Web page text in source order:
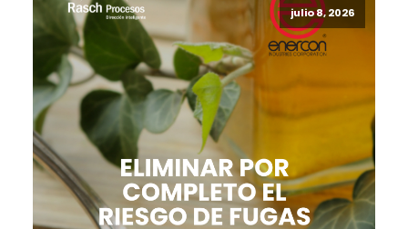
julio 8, 2026